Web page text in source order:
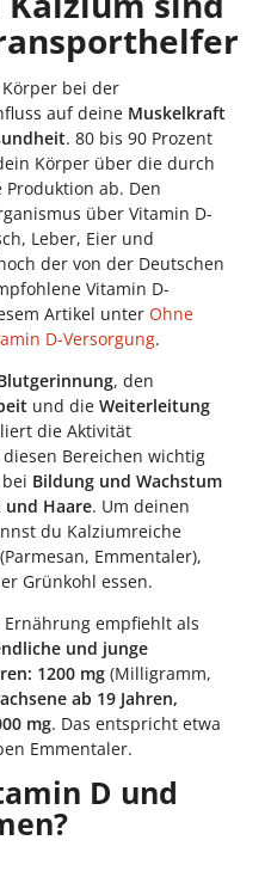
bei der
auf deine Muskelkraft
. 80 bis 90 Prozent
Körper über die durch
ab. Den
über Vitamin D-
Leber, Eier und
der von der Deutschen
Vitamin D-
Artikel unterOhne
D-Versorgung.
, den
und dieWeiterleitung
die Aktivität
Bereichen wichtig
Bildung und Wachstum
und Haare. Um deinen
du Kalziumreiche
Emmentaler),
Grünkohl essen.
empfiehlt als
und junge
1200 mg (Milligramm,
ab 19 Jahren,
mg. Das entspricht etwa
Emmentaler.
D und